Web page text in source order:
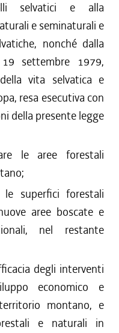
selvatici e alla
e seminaturali e
nonché dalla
settembre 1979,
vita selvatica e
resa esecutiva con
della presente legge
le aree forestali
superfici forestali
aree boscate e
nel restante
degli interventi
economico e
montano, e
e naturali in